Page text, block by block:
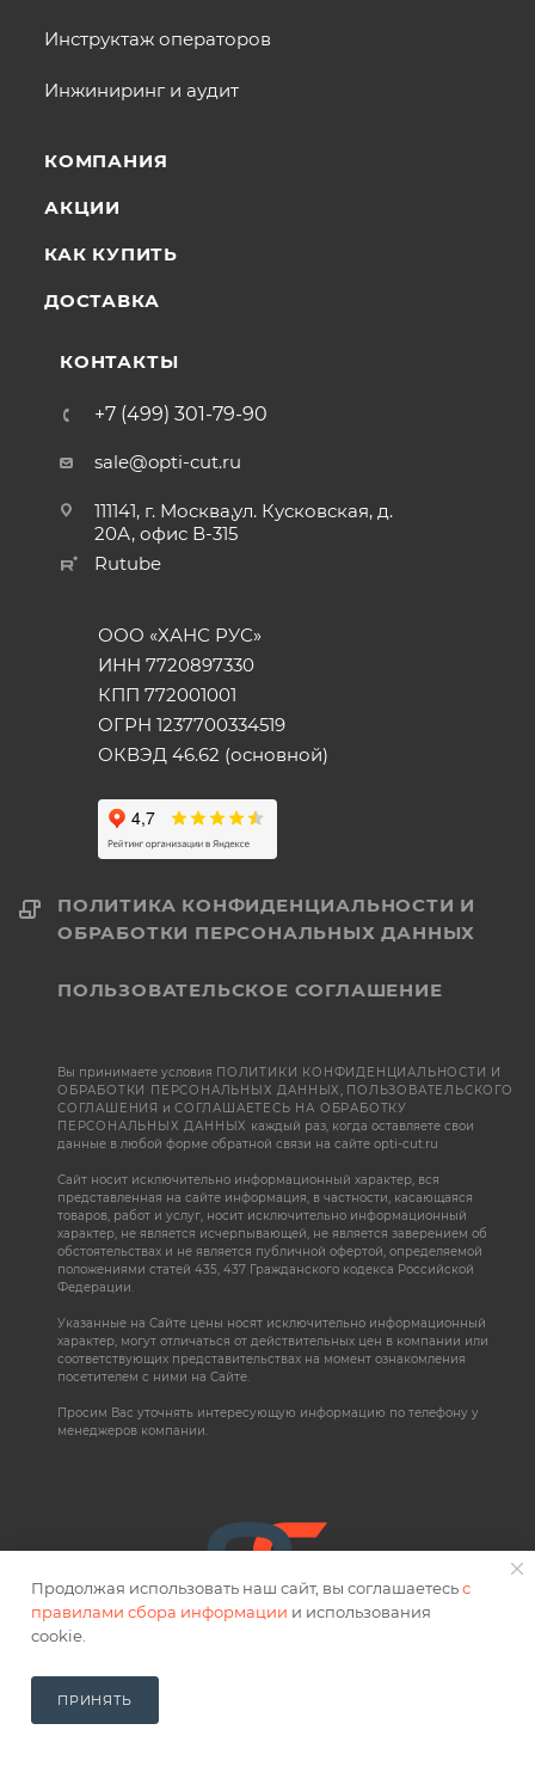
Инструктаж операторов
Инжиниринг и аудит
КОМПАНИЯ
АКЦИИ
КАК КУПИТЬ
ДОСТАВКА
КОНТАКТЫ
+7 (499) 301-79-90
sale@opti-cut.ru
111141, г. Москва,ул. Кусковская, д.
20А, офис В-315
Rutube
ООО «ХАНС РУС»
ИНН 7720897330
КПП 772001001
ОГРН 1237700334519
ОКВЭД 46.62 (основной)
ПОЛИТИКА КОНФИДЕНЦИАЛЬНОСТИ И
ОБРАБОТКИ ПЕРСОНАЛЬНЫХ ДАННЫХ
ПОЛЬЗОВАТЕЛЬСКОЕ СОГЛАШЕНИЕ
Вы принимаете условия ПОЛИТИКИ КОНФИДЕНЦИАЛЬНОСТИ И
ОБРАБОТКИ ПЕРСОНАЛЬНЫХ ДАННЫХ
ПОЛЬЗОВАТЕЛЬСКОГО
СОГЛАШЕНИЯ иСОГЛАШАЕТЕСЬ НА ОБРАБОТКУ
ПЕРСОНАЛЬНЫХ ДАННЫХ каждый раз, когда оставляете свои
данные в любой форме обратной связи на сайте opti-cut.ru
Сайт носит исключительно информационный характер, вся
представленная на сайте информация, в частности, касающаяся
товаров, работ и услуг, носит исключительно информационный
характер, не является исчерпывающей, не является заверением об
обстоятельствах и не является публичной офертой, определяемой
положениями статей 435, 437 Гражданского кодекса Российской
Федерации.
Указанные на Сайте цены носят исключительно информационный
характер, могут отличаться от действительных цен в компании или
соответствующих представительствах на момент ознакомления
посетителем с ними на Сайте.
Просим Вас уточнять интересующую информацию по телефону у
менеджеров компании.
Продолжая использовать наш сайт, вы соглашаетесьс
правилами сбора информации и использования
cookie.
ПРИНЯТЬ